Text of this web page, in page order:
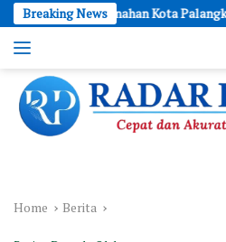
Skip
to
content
Breaking News
Kota Palangka Raya
dan
Akurat
Hadirkan
Fakta
Home Berita